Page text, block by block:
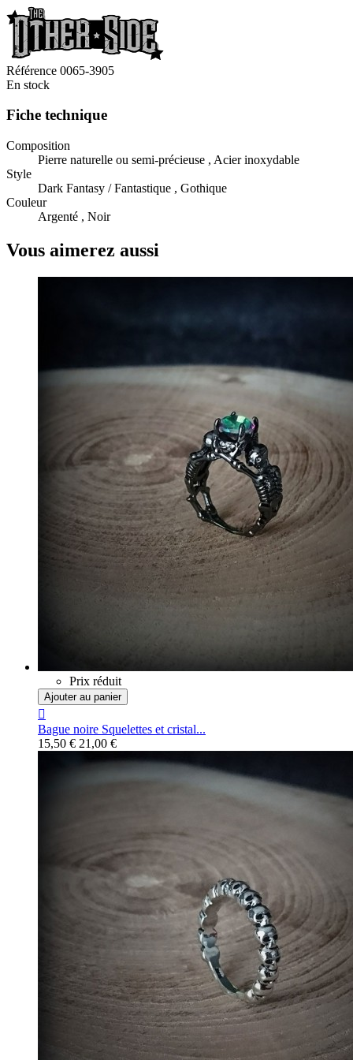
Référence 0065-3905
En stock
Fiche technique
Composition
Pierre naturelle ou semi-précieuse , Acier inoxydable
Style
Dark Fantasy / Fantastique , Gothique
Couleur
Argenté , Noir
Vous aimerez aussi
Prix réduit
Ajouter au panier

Bague noire Squelettes et cristal...
15,50 € 21,00 €